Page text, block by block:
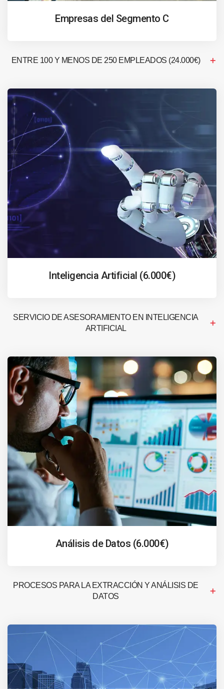
Empresas del Segmento C
ENTRE 100 Y MENOS DE 250 EMPLEADOS (24.000€)
Inteligencia Artificial (6.000€)
SERVICIO DE ASESORAMIENTO EN INTELIGENCIA
ARTIFICIAL
Análisis de Datos (6.000€)
PROCESOS PARA LA EXTRACCIÓN Y ANÁLISIS DE
DATOS